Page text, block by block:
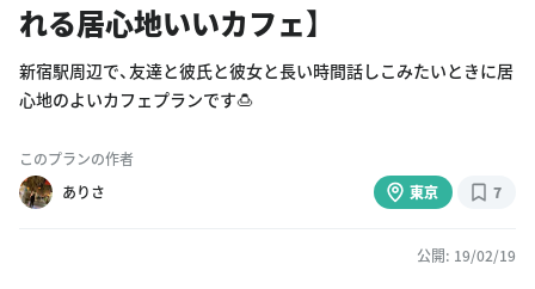
れる居心地いいカフェ】
新宿駅周辺で、友達と彼氏と彼女と長い時間話しこみたいときに居
心地のよいカフェプランです🍮
このプランの作者
ありさ
東京 7
公開: 19/02/19